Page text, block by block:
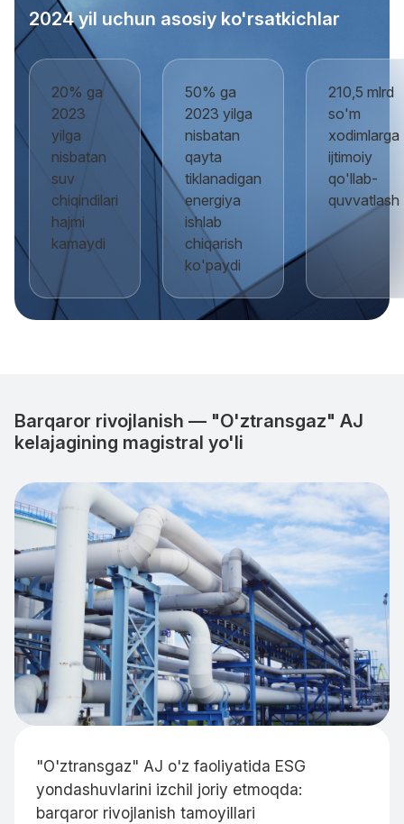
2024 yil uchun asosiy ko'rsatkichlar
20% ga
2023
yilga
nisbatan
suv
chiqindilari
hajmi
kamaydi
50% ga
2023 yilga
nisbatan
qayta
tiklanadigan
energiya
ishlab
chiqarish
ko'paydi
210,5 mlrd
so'm
xodimlarga
ijtimoiy
qo'llab-
quvvatlash
Barqaror rivojlanish — "O'ztransgaz" AJ
kelajagining magistral yo'li
"O'ztransgaz" AJ o'z faoliyatida ESG
yondashuvlarini izchil joriy etmoqda:
barqaror rivojlanish tamoyillari